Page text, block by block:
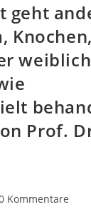
geht
Knochen,
Prof.
Kommentare